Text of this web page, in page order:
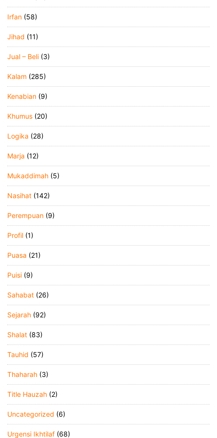
Irfan (58)
Jihad (11)
Jual – Beli (3)
Kalam (285)
Kenabian (9)
Khumus (20)
Logika (28)
Marja (12)
Mukaddimah (5)
Nasihat (142)
Perempuan (9)
Profil (1)
Puasa (21)
Puisi (9)
Sahabat (26)
Sejarah (92)
Shalat (83)
Tauhid (57)
Thaharah (3)
Title Hauzah (2)
Uncategorized (6)
Urgensi Ikhtilaf (68)